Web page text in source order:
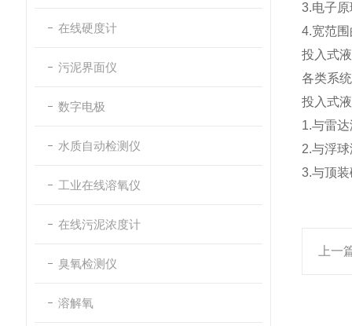
在线硬度计
污泥界面仪
数字电极
水质自动检测仪
工业在线溶氧仪
在线污泥浓度计
臭氧检测仪
溶解氧
3.电子
4.宽范
投入式
各类系
投入式
1.与雷
2.与浮
3.与顶
上一